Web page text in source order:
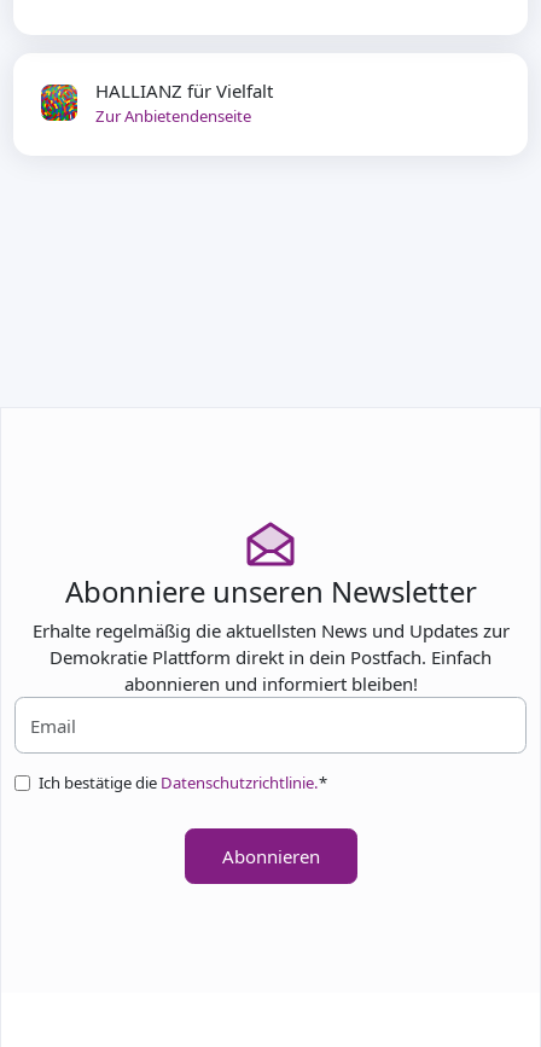
HALLIANZ für Vielfalt
Zur Anbietendenseite
Abonniere unseren Newsletter
Erhalte regelmäßig die aktuellsten News und Updates zur
Demokratie Plattform direkt in dein Postfach. Einfach
abonnieren und informiert bleiben!
Ich bestätige die Datenschutzrichtlinie.*
Abonnieren